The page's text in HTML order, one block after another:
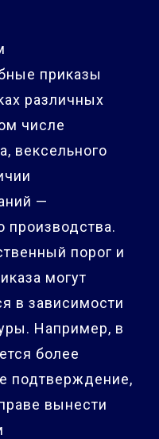
приказы
различных
числе
вексельного
—
производства.
порог и
могут
в зависимости
Например, в
более
подтверждение,
вынести